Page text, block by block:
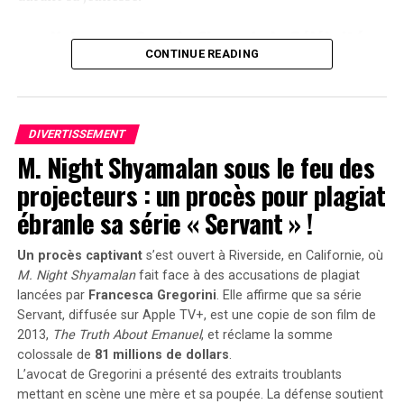
une Naissance Sous le Signe de la Célébrité
Hugo David est né en 2000 àTours, une époque où le
prénom Hugo était en plein essor. Ses parents, Caroline
Enzo, également très en vogue à cette période. « Je
pense que mes parents ont opté pour un prénom parmi
les plus répandus en France plutôt qu’en hommage à
Victor Hugo », confie-t-il.
Une Enfance Entourée d’Autres « Hugo »
Dès son plus jeune âge, Hugo se retrouve entouré
d’autres enfants portant le même nom. Selon les
statistiques de l’Insee,7 694 garçons ont été
prénommés Hugo en 2000,faisant de ce prénom le
quatrième plus populaire cette année-là. À l’école
primaire,il côtoie plusieurs camarades appelés Thibault
CONTINUE READING
DIVERTISSEMENT
M. Night Shyamalan sous le feu des
projecteurs : un procès pour plagiat
ébranle sa série « Servant » !
Un procès captivants’est ouvert à Riverside, en Californie, où
M. Night Shyamalanfait face à des accusations de plagiat
lancées par Francesca Gregorini. Elle affirme que sa série
Servant, diffusée sur Apple TV+, est une copie de son film de
2013, The Truth About Emanuel, et réclame la somme
colossale de 81 millions de dollars.
L’avocat de Gregorini a présenté des extraits troublants
mettant en scène une mère et sa poupée. La défense soutient